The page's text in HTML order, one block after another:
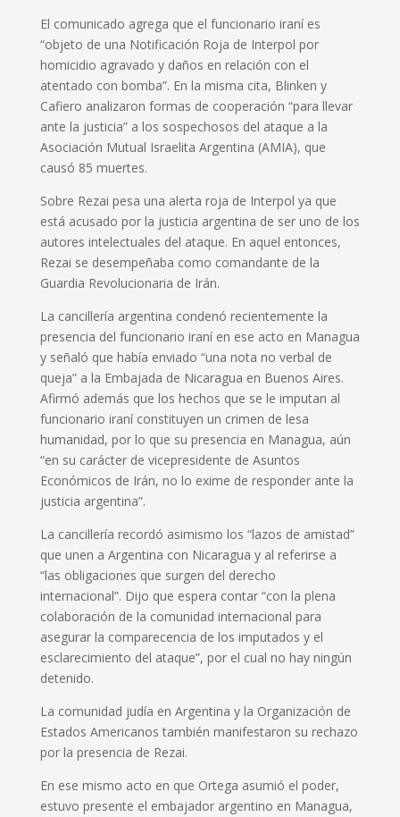
El comunicado agrega que el funcionario iraní es
“objeto de una Notificación Roja de Interpol por
homicidio agravado y daños en relación con el
atentado con bomba”. En la misma cita, Blinken y
Cafiero analizaron formas de cooperación “para llevar
ante la justicia” a los sospechosos del ataque a la
Asociación Mutual Israelita Argentina (AMIA), que
causó 85 muertes.
Sobre Rezai pesa una alerta roja de Interpol ya que
está acusado por la justicia argentina de ser uno de los
autores intelectuales del ataque. En aquel entonces,
Rezai se desempeñaba como comandante de la
Guardia Revolucionaria de Irán.
La cancillería argentina condenó recientemente la
presencia del funcionario iraní en ese acto en Managua
y señaló que había enviado “una nota no verbal de
queja” a la Embajada de Nicaragua en Buenos Aires.
Afirmó además que los hechos que se le imputan al
funcionario iraní constituyen un crimen de lesa
humanidad, por lo que su presencia en Managua, aún
“en su carácter de vicepresidente de Asuntos
Económicos de Irán, no lo exime de responder ante la
justicia argentina”.
La cancillería recordó asimismo los “lazos de amistad”
que unen a Argentina con Nicaragua y al referirse a
“las obligaciones que surgen del derecho
internacional”. Dijo que espera contar “con la plena
colaboración de la comunidad internacional para
asegurar la comparecencia de los imputados y el
esclarecimiento del ataque”, por el cual no hay ningún
detenido.
La comunidad judía en Argentina y la Organización de
Estados Americanos también manifestaron su rechazo
por la presencia de Rezai.
En ese mismo acto en que Ortega asumió el poder,
estuvo presente el embajador argentino en Managua,